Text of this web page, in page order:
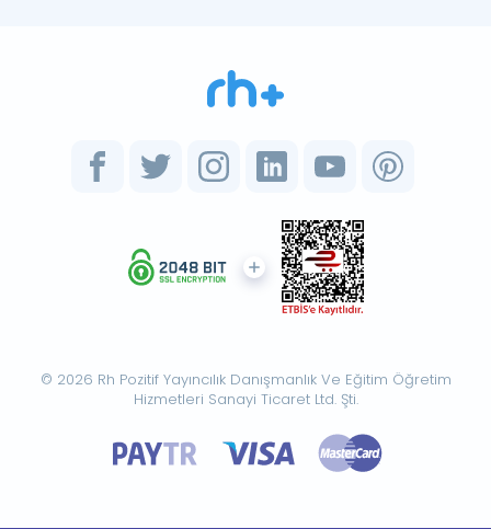
© 2026 Rh Pozitif Yayıncılık Danışmanlık Ve Eğitim Öğretim
Hizmetleri Sanayi Ticaret Ltd. Şti.